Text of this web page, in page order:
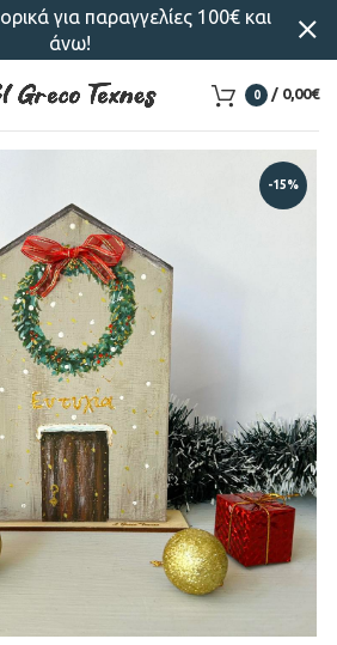
0 / 0,00€
-15%
για παραγγελίες 100€ και
άνω!